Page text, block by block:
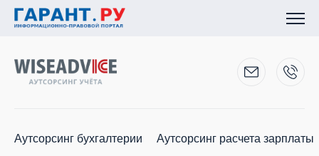
Аутсорсинг бухгалтерии Аутсорсинг расчета зарплаты